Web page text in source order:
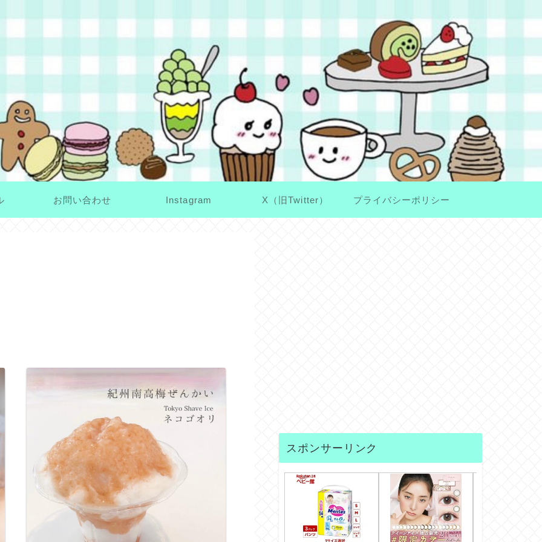
お問い合わせ Instagram X（旧Twitter） プライバシーポリシー
スポンサーリンク